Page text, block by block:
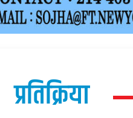
प्रतिक्रिया